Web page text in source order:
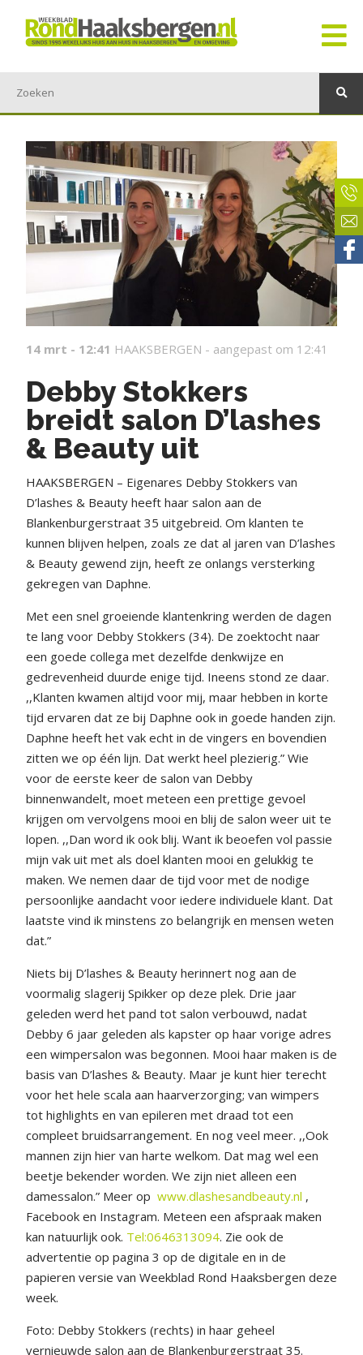
14 mrt - 12:41 HAAKSBERGEN - aangepast om 12:41
Debby Stokkers
breidt salon D’lashes
& Beauty uit
HAAKSBERGEN – Eigenares Debby Stokkers van
D’lashes & Beauty heeft haar salon aan de
Blankenburgerstraat 35 uitgebreid. Om klanten te
kunnen blijven helpen, zoals ze dat al jaren van D’lashes
& Beauty gewend zijn, heeft ze onlangs versterking
gekregen van Daphne.
Met een snel groeiende klantenkring werden de dagen
te lang voor Debby Stokkers (34). De zoektocht naar
een goede collega met dezelfde denkwijze en
gedrevenheid duurde enige tijd. Ineens stond ze daar.
,,Klanten kwamen altijd voor mij, maar hebben in korte
tijd ervaren dat ze bij Daphne ook in goede handen zijn.
Daphne heeft het vak echt in de vingers en bovendien
zitten we op één lijn. Dat werkt heel plezierig.” Wie
voor de eerste keer de salon van Debby
binnenwandelt, moet meteen een prettige gevoel
krijgen om vervolgens mooi en blij de salon weer uit te
lopen. ,,Dan word ik ook blij. Want ik beoefen vol passie
mijn vak uit met als doel klanten mooi en gelukkig te
maken. We nemen daar de tijd voor met de nodige
persoonlijke aandacht voor iedere individuele klant. Dat
laatste vind ik minstens zo belangrijk en mensen weten
dat.”
Niets bij D’lashes & Beauty herinnert nog aan de
voormalig slagerij Spikker op deze plek. Drie jaar
geleden werd het pand tot salon verbouwd, nadat
Debby 6 jaar geleden als kapster op haar vorige adres
een wimpersalon was begonnen. Mooi haar maken is de
basis van D’lashes & Beauty. Maar je kunt hier terecht
voor het hele scala aan haarverzorging; van wimpers
tot highlights en van epileren met draad tot een
compleet bruidsarrangement. En nog veel meer. ,,Ook
mannen zijn hier van harte welkom. Dat mag wel een
beetje bekender worden. We zijn niet alleen een
damessalon.” Meer op www.dlashesandbeauty.nl ,
Facebook en Instagram. Meteen een afspraak maken
kan natuurlijk ook. Tel:0646313094. Zie ook de
advertentie op pagina 3 op de digitale en in de
papieren versie van Weekblad Rond Haaksbergen deze
week.
Foto: Debby Stokkers (rechts) in haar geheel
vernieuwde salon aan de Blankenburgerstraat 35.